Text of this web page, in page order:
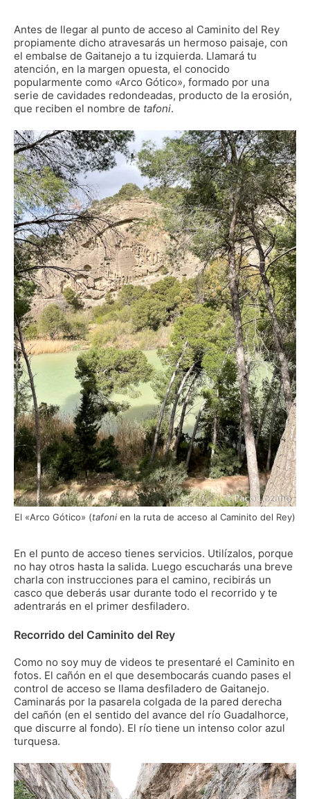
Antes de llegar al punto de acceso al Caminito del Rey
propiamente dicho atravesarás un hermoso paisaje, con
el embalse de Gaitanejo a tu izquierda. Llamará tu
atención, en la margen opuesta, el conocido
popularmente como «Arco Gótico», formado por una
serie de cavidades redondeadas, producto de la erosión,
que reciben el nombre de tafoni.
El «Arco Gótico» (tafoni en la ruta de acceso al Caminito del Rey)
En el punto de acceso tienes servicios. Utilízalos, porque
no hay otros hasta la salida. Luego escucharás una breve
charla con instrucciones para el camino, recibirás un
casco que deberás usar durante todo el recorrido y te
adentrarás en el primer desfiladero.
Recorrido del Caminito del Rey
Como no soy muy de videos te presentaré el Caminito en
fotos. El cañón en el que desembocarás cuando pases el
control de acceso se llama desfiladero de Gaitanejo.
Caminarás por la pasarela colgada de la pared derecha
del cañón (en el sentido del avance del río Guadalhorce,
que discurre al fondo). El río tiene un intenso color azul
turquesa.